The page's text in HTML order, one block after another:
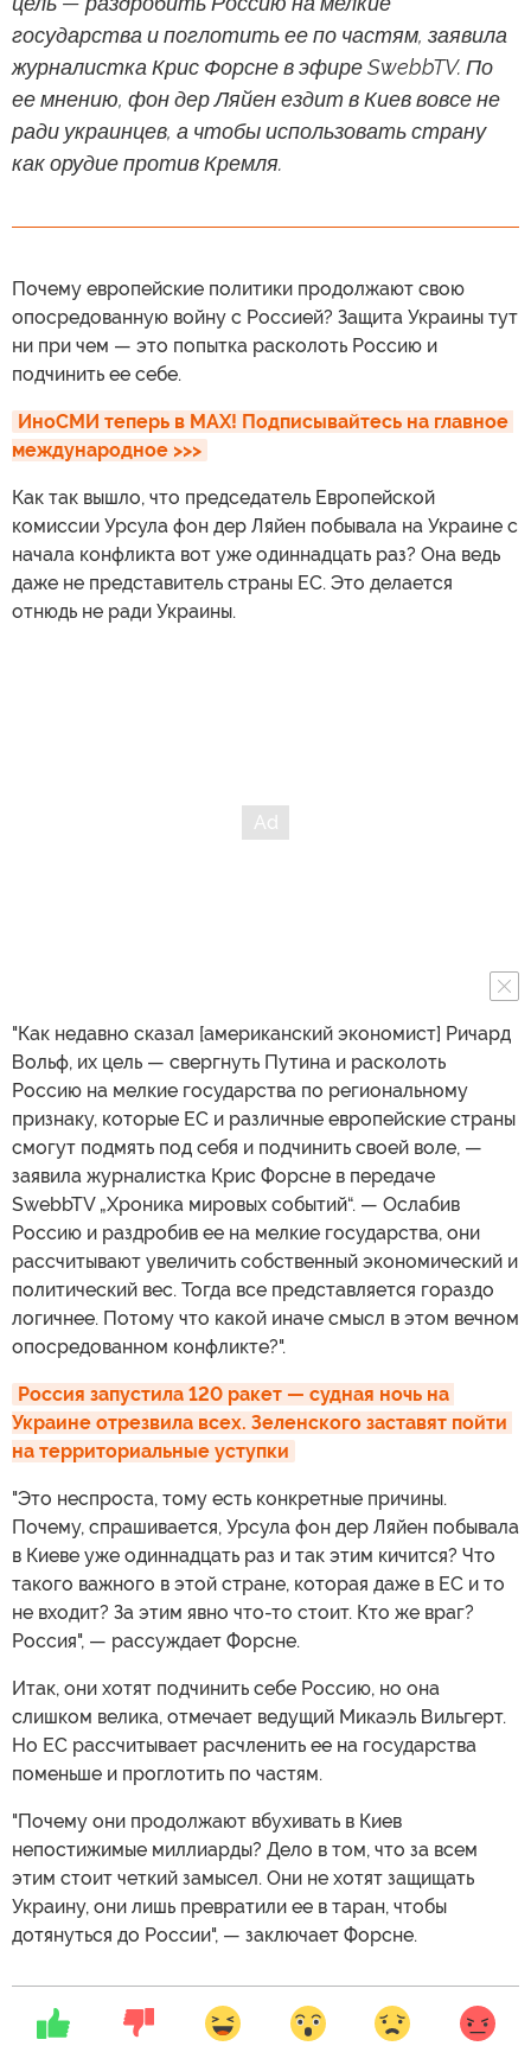
государства и поглотить ее по частям, заявила
журналистка Крис Форсне в эфире SwebbTV. По
ее мнению, фон дер Ляйен ездит в Киев вовсе не
ради украинцев, а чтобы использовать страну
как орудие против Кремля.
Почему европейские политики продолжают свою
опосредованную войну с Россией? Защита Украины тут
ни при чем — это попытка расколоть Россию и
подчинить ее себе.
ИноСМИ теперь в MAX! Подписывайтесь на главное
международное >>>
Как так вышло, что председатель Европейской
комиссии Урсула фон дер Ляйен побывала на Украине с
начала конфликта вот уже одиннадцать раз? Она ведь
даже не представитель страны ЕС. Это делается
отнюдь не ради Украины.
"Как недавно сказал [американский экономист] Ричард
Вольф, их цель — свергнуть Путина и расколоть
Россию на мелкие государства по региональному
признаку, которые ЕС и различные европейские страны
смогут подмять под себя и подчинить своей воле, —
заявила журналистка Крис Форсне в передаче
SwebbTV „Хроника мировых событий“. — Ослабив
Россию и раздробив ее на мелкие государства, они
рассчитывают увеличить собственный экономический и
политический вес. Тогда все представляется гораздо
логичнее. Потому что какой иначе смысл в этом вечном
опосредованном конфликте?".
Россия запустила 120 ракет — судная ночь на
Украине отрезвила всех. Зеленского заставят пойти
на территориальные уступки
"Это неспроста, тому есть конкретные причины.
Почему, спрашивается, Урсула фон дер Ляйен побывала
в Киеве уже одиннадцать раз и так этим кичится? Что
такого важного в этой стране, которая даже в ЕС и то
не входит? За этим явно что-то стоит. Кто же враг?
Россия", — рассуждает Форсне.
Итак, они хотят подчинить себе Россию, но она
слишком велика, отмечает ведущий Микаэль Вильгерт.
Но ЕС рассчитывает расчленить ее на государства
поменьше и проглотить по частям.
"Почему они продолжают вбухивать в Киев
непостижимые миллиарды? Дело в том, что за всем
этим стоит четкий замысел. Они не хотят защищать
Украину, они лишь превратили ее в таран, чтобы
дотянуться до России", — заключает Форсне.